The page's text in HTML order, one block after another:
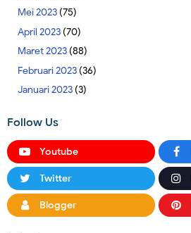
Mei 2023(75)
April 2023(70)
Maret 2023(88)
Februari 2023(36)
Januari 2023(3)
Follow Us
Youtube
Twitter
Blogger